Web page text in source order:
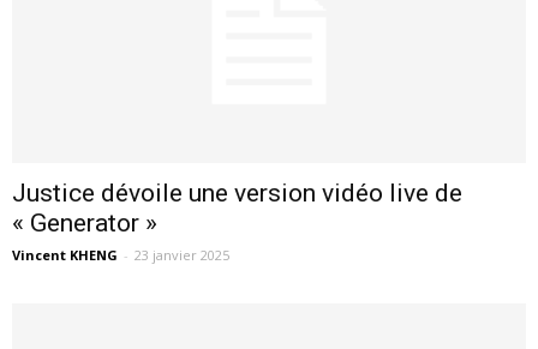
Justice dévoile une version vidéo live de
« Generator »
Vincent KHENG - 23 janvier 2025